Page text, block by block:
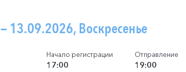
— 13.09.2026, Воскресенье
Начало регистрации
17:00
Отправление
19:00